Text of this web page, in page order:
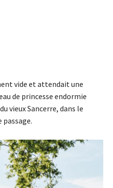
vide et attendait une
de princesse endormie
vieux Sancerre, dans le